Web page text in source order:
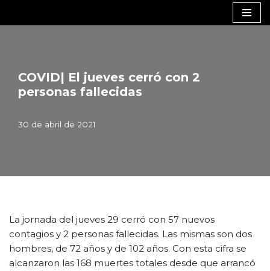
COVID| El jueves cerró con 2
personas fallecidas
30 de abril de 2021
La jornada del jueves 29 cerró con 57 nuevos
contagios y 2 personas fallecidas. Las mismas son dos
hombres, de 72 años y de 102 años. Con esta cifra se
alcanzaron las 168 muertes totales desde que arrancó